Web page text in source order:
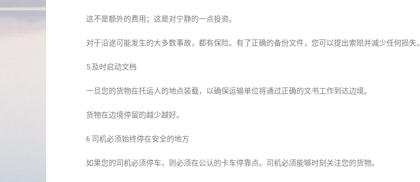
这不是额外的费用；这是对宁静的一点投资。
对于沿途可能发生的大多数事故，都有保险。有了正确的备份文件，您可以提出索赔并减少任何损失。
5.及时启动文档
一旦您的货物在托运人的地点装载，以确保运输单位将通过正确的文书工作到达边境。
货物在边境停留的越少越好。
6.司机必须始终停在安全的地方
如果您的司机必须停车，则必须在公认的卡车停靠点。司机必须能够时刻关注您的货物。